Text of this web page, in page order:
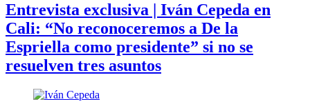
Entrevista exclusiva | Iván Cepeda en
Cali: “No reconoceremos a De la
Espriella como presidente” si no se
resuelven tres asuntos